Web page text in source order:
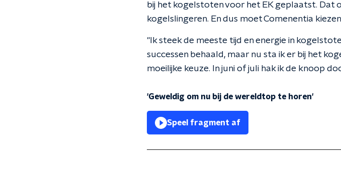
bij het kogelstoten voor het EK geplaatst.
kogelslingeren. En dus moet Comenentia
"Ik steek de meeste tijd en energie in
successen behaald, maar nu sta ik er bij het
moeilijke keuze. In juni of juli hak ik de knoop
'Geweldig om nu bij de wereldtop te horen'
Speel fragment af